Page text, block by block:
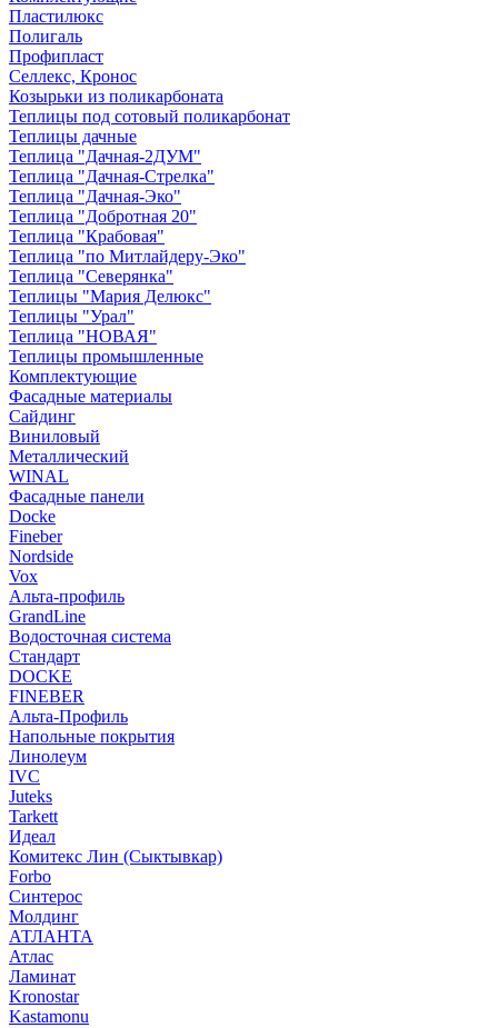
Пластилюкс
Полигаль
Профипласт
Селлекс, Кронос
Козырьки из поликарбоната
Теплицы под сотовый поликарбонат
Теплицы дачные
Теплица "Дачная-2ДУМ"
Теплица "Дачная-Стрелка"
Теплица "Дачная-Эко"
Теплица "Добротная 20"
Теплица "Крабовая"
Теплица "по Митлайдеру-Эко"
Теплица "Северянка"
Теплицы "Мария Делюкс"
Теплицы "Урал"
Теплица "НОВАЯ"
Теплицы промышленные
Комплектующие
Фасадные материалы
Сайдинг
Виниловый
Металлический
WINAL
Фасадные панели
Docke
Fineber
Nordside
Vox
Альта-профиль
GrandLine
Водосточная система
Стандарт
DOCKE
FINEBER
Альта-Профиль
Напольные покрытия
Линолеум
IVC
Juteks
Tarkett
Идеал
Комитекс Лин (Сыктывкар)
Forbo
Синтерос
Молдинг
АТЛАНТА
Атлас
Ламинат
Kronostar
Kastamonu